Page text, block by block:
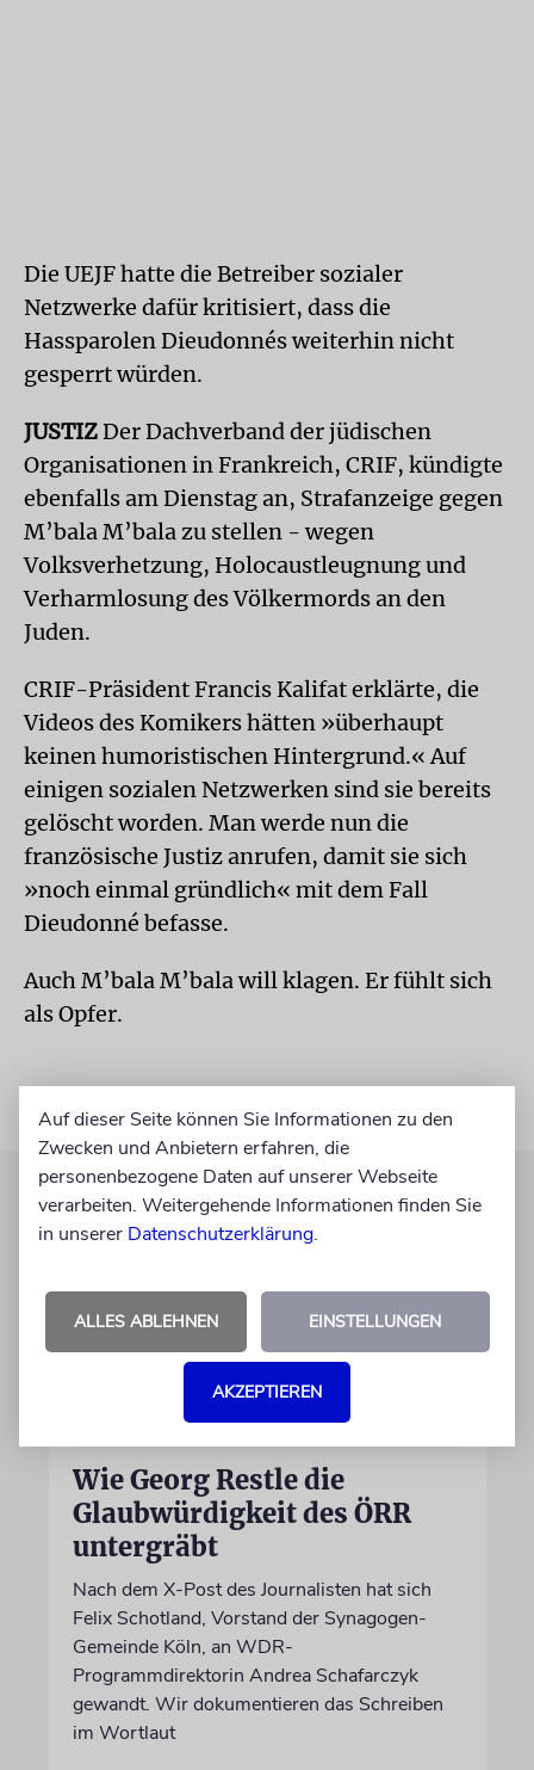
Die UEJF hatte die Betreiber sozialer
Netzwerke dafür kritisiert, dass die
Hassparolen Dieudonnés weiterhin nicht
gesperrt würden.
JUSTIZDer Dachverband der jüdischen
Organisationen in Frankreich, CRIF, kündigte
ebenfalls am Dienstag an, Strafanzeige gegen
M’bala M’bala zu stellen - wegen
Volksverhetzung, Holocaustleugnung und
Verharmlosung des Völkermords an den
Juden.
CRIF-Präsident Francis Kalifat erklärte, die
Videos des Komikers hätten »überhaupt
keinen humoristischen Hintergrund.« Auf
einigen sozialen Netzwerken sind sie bereits
gelöscht worden. Man werde nun die
französische Justiz anrufen, damit sie sich
»noch einmal gründlich« mit dem Fall
Dieudonné befasse.
Auch M’bala M’bala will klagen. Er fühlt sich
als Opfer.
Wie Georg Restle die
Glaubwürdigkeit des ÖRR
untergräbt
Nach dem X-Post des Journalisten hat sich
Felix Schotland, Vorstand der Synagogen-
Gemeinde Köln, an WDR-
Programmdirektorin Andrea Schafarczyk
gewandt. Wir dokumentieren das Schreiben
im Wortlaut
Auf dieser Seite können Sie Informationen zu den
Zwecken und Anbietern erfahren, die
personenbezogene Daten auf unserer Webseite
verarbeiten. Weitergehende Informationen finden Sie
in unserer Datenschutzerklärung.
ALLES ABLEHNEN EINSTELLUNGEN
AKZEPTIEREN